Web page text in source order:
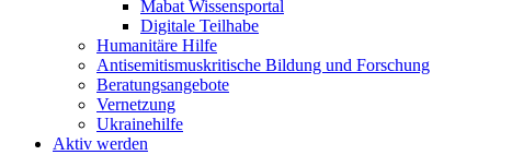
Mabat Wissensportal
Digitale Teilhabe
Humanitäre Hilfe
Antisemitismuskritische Bildung und Forschung
Beratungsangebote
Vernetzung
Ukrainehilfe
Aktiv werden